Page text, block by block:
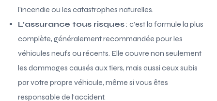
l’incendie ou les catastrophes naturelles.
L’assurance tous risques: c’est la formule la plus
complète, généralement recommandée pour les
véhicules neufs ou récents. Elle couvre non seulement
les dommages causés aux tiers, mais aussi ceux subis
par votre propre véhicule, même si vous êtes
responsable de l’accident.